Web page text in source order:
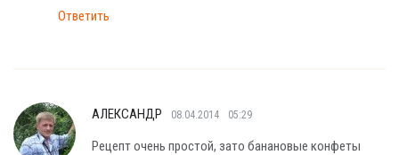
Ответить
АЛЕКСАНДР 08.04.2014 05:29
Рецепт очень простой, зато банановые конфеты